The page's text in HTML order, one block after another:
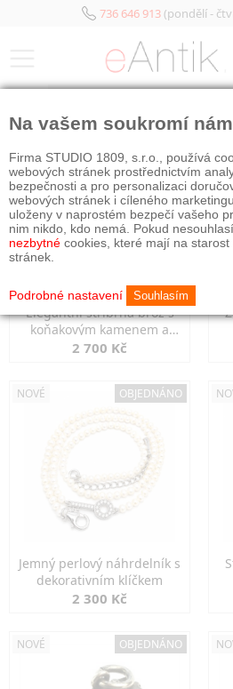
736 646 913(pondělí -
Elegantní stříbrná brož s
koňakovým kamenem a
markazity
2 700 Kč
NOVÉ OBJEDNÁNO
Jemný perlový náhrdelník s
dekorativním klíčkem
2 300 Kč
NOVÉ OBJEDNÁNO
Na vašem soukromí
Firma STUDIO 1809, s.r.o., používá
webových stránek prostřednictvím
bezpečnosti a pro personalizaci
webových stránek i cíleného
uloženy v naprostém bezpečí vašeho
nim nikdo, kdo nemá. Pokud
nezbytné cookies, které mají na
stránek.
Podrobné nastavení Souhlasím